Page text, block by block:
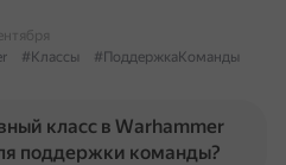
#Классы
#ПоддержкаКоманды
класс в Warhammer
поддержки команды?